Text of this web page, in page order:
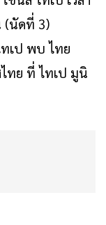
(นัดที่ 3)
เป พบ ไทย
ไทย ที่ ไทเป มูนิ